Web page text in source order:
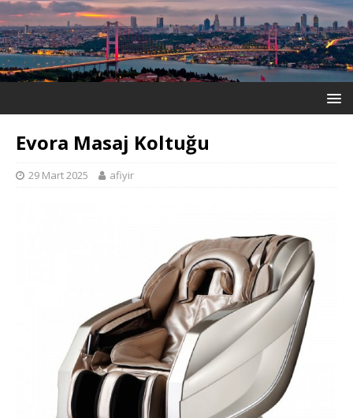
Evora Masaj Koltuğu
29 Mart 2025 afiyir